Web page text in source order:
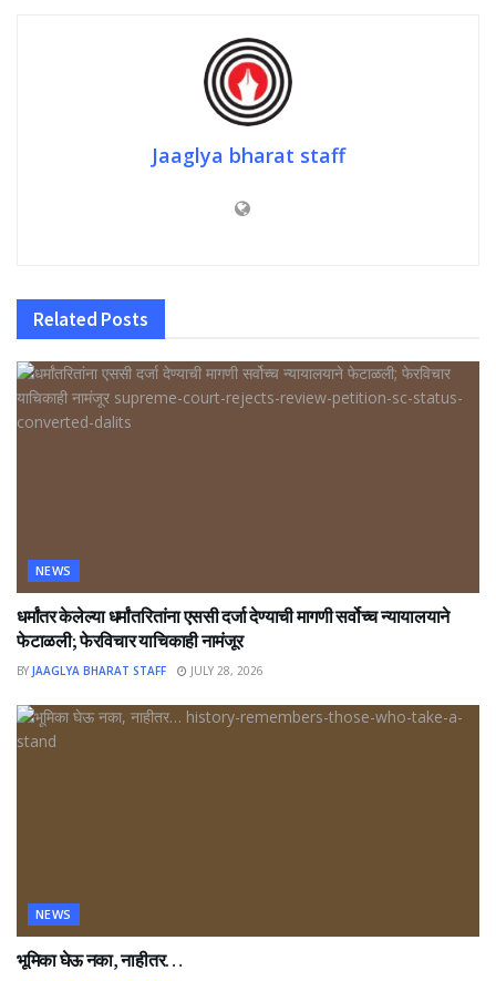
Jaaglya bharat staff
Related Posts
NEWS
धर्मांतर केलेल्या धर्मांतरितांना एससी दर्जा देण्याची मागणी सर्वोच्च न्यायालयाने
फेटाळली; फेरविचार याचिकाही नामंजूर
BY JAAGLYA BHARAT STAFF JULY 28, 2026
NEWS
भूमिका घेऊ नका, नाहीतर…